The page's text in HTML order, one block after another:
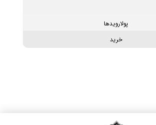
پولارویدها
خرید